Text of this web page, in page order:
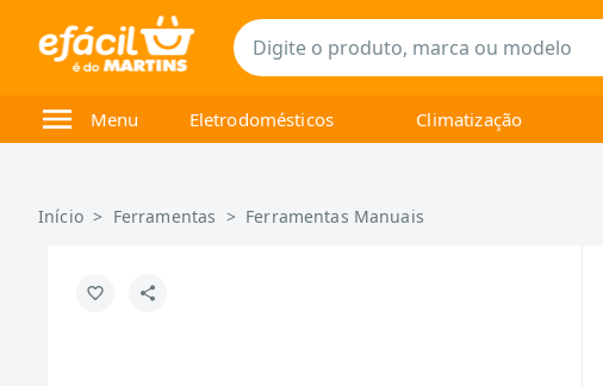
Menu Eletrodomésticos Climatização
Início > Ferramentas > Ferramentas Manuais